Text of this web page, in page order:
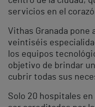
servicios en el
Vithas Granada
veintiséis
los equipos
objetivo de brindar
cubrir todas sus
Solo 20 hospitales